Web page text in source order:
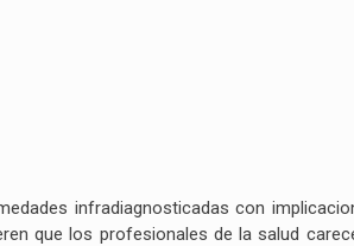
infradiagnosticadas con
que los profesionales de la salud